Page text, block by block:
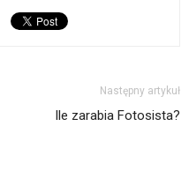
Następny artykuł
Ile zarabia Fotosista?